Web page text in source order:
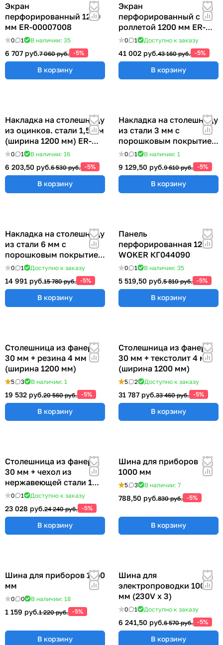
Экран
перфорированный 1200
мм ER-00007008
0 1 В наличии: 35
6 707 руб.7 060 руб. -5%
В корзину
Экран
перфорированный с
роллетой 1200 мм ER-
00022417
0 1 Доступно к заказу
41 002 руб.43 160 руб. -5%
В корзину
Накладка на столешницу
из оцинков. стали 1,5 мм
(ширина 1200 мм) ER-
00018999
0 1 В наличии: 16
6 203,50 руб.6 530 руб. -5%
В корзину
Накладка на столешницу
из стали 3 мм с
порошковым покрытием
(ширина 1200 мм)
0 1 В наличии: 1
9 129,50 руб.9 610 руб. -5%
В корзину
Накладка на столешницу
из стали 6 мм с
порошковым покрытием
(ширина 1200 мм)
0 1 Доступно к заказу
14 991 руб.15 780 руб. -5%
В корзину
Панель
перфорированная 1200
WOKER КГ044090
0 1 В наличии: 35
5 519,50 руб.5 810 руб. -5%
В корзину
Столешница из фанеры
30 мм + резина 4 мм
(ширина 1200 мм)
5 3 В наличии: 1
19 532 руб.20 560 руб. -5%
В корзину
Столешница из фанеры
30 мм + текстолит 4 мм
(ширина 1200 мм)
5 2 Доступно к заказу
31 787 руб.33 460 руб. -5%
В корзину
Столешница из фанеры
30 мм + чехол из
нержавеющей стали 1
мм (ширина 1200 мм)
0 1 Доступно к заказу
23 028 руб.24 240 руб. -5%
В корзину
Шина для приборов
1000 мм
5 3 В наличии: 7
788,50 руб.830 руб. -5%
В корзину
Шина для приборов 1200
мм
0 0 В наличии: 18
1 159 руб.1 220 руб. -5%
В корзину
Шина для
электропроводки 1000
мм (230V x 3)
0 1 Доступно к заказу
6 241,50 руб.6 570 руб. -5%
В корзину